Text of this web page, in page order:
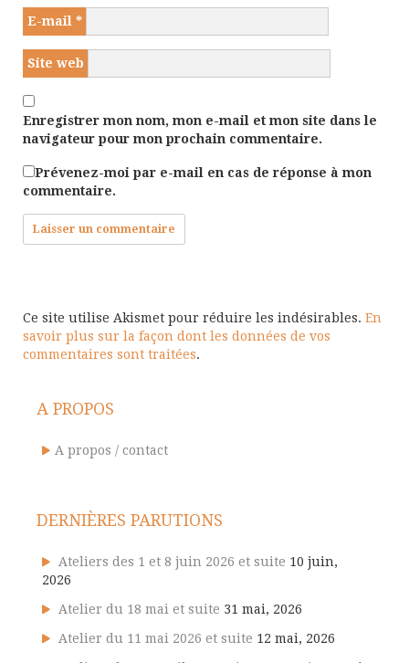
E-mail *
Site web
Enregistrer mon nom, mon e-mail et mon site dans le
navigateur pour mon prochain commentaire.
Prévenez-moi par e-mail en cas de réponse à mon
commentaire.
Ce site utilise Akismet pour réduire les indésirables. En
savoir plus sur la façon dont les données de vos
commentaires sont traitées.
A PROPOS
A propos / contact
DERNIÈRES PARUTIONS
Ateliers des 1 et 8 juin 2026 et suite 10 juin,
2026
Atelier du 18 mai et suite 31 mai, 2026
Atelier du 11 mai 2026 et suite 12 mai, 2026